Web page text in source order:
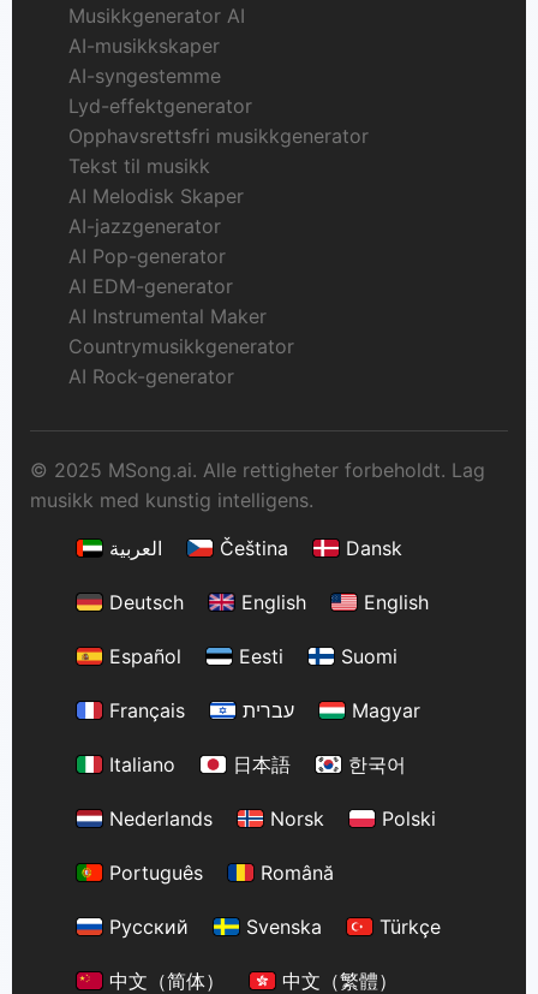
Musikkgenerator AI
AI-musikkskaper
AI-syngestemme
Lyd-effektgenerator
Opphavsrettsfri musikkgenerator
Tekst til musikk
AI Melodisk Skaper
AI-jazzgenerator
AI Pop-generator
AI EDM-generator
AI Instrumental Maker
Countrymusikkgenerator
AI Rock-generator
© 2025 MSong.ai. Alle rettigheter forbeholdt. Lag
musikk med kunstig intelligens.
العربية
Čeština Dansk
Deutsch English English
Español Eesti Suomi
Français עברית Magyar
Italiano 日本語 한국어
Nederlands Norsk Polski
Português Română
Русский Svenska Türkçe
中文（简体） 中文（繁體）